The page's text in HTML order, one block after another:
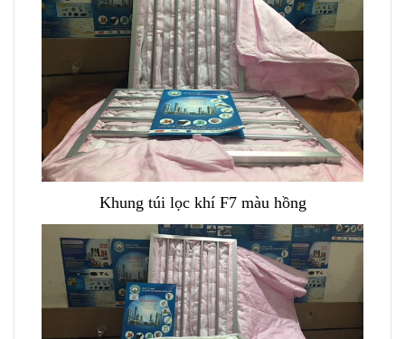
Khung túi lọc khí F7 màu hồng